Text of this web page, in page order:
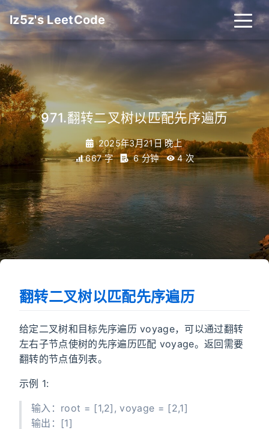
lz5z's LeetCode
971.翻转二叉树以匹配先序遍历
2025年3月21日 晚上
667 字
6 分钟 4次
翻转二叉树以匹配先序遍历
给定二叉树和目标先序遍历 voyage，可以通过翻转
左右子节点使树的先序遍历匹配 voyage。返回需要
翻转的节点值列表。
示例 1:
输入：root = [1,2], voyage = [2,1]
输出：[1]